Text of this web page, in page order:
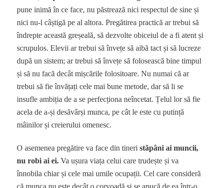
pune inimă în ce face, nu păstrează nici respectul de sine și
nici nu-l câștigă pe al altora. Pregătirea practică ar trebui să
îndrepte această greșeală, să dezvolte obiceiul de a fi atent și
scrupulos. Elevii ar trebui să învețe să aibă tact și să lucreze
după un sistem; ar trebui să învețe să folosească bine timpul
și să nu facă decât mișcările folositoare. Nu numai că ar
trebui să fie învățați cele mai bune metode, dar să li se
insufle ambiția de a se perfecționa neîncetat. Țelul lor să fie
acela de a-și desăvârși munca, pe cât le este cu putință
mâinilor și creierului omenesc.
O asemenea pregătire va face din tineristăpâni ai muncii,
nu robi ai ei. Va ușura viața celui care trudește și va
înnobila chiar și cele mai umile ocupații. Cel care consideră
că munca nu este decât o corvoadă și se apucă de ea într-o